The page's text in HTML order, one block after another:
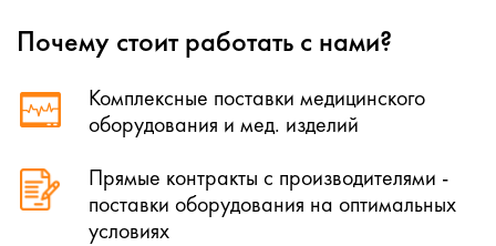
Почему стоит работать с нами?
Комплексные поставки медицинского
оборудования и мед. изделий
Прямые контракты с производителями -
поставки оборудования на оптимальных
условиях